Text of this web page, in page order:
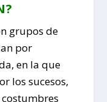
grupos de
por
en la que
los sucesos,